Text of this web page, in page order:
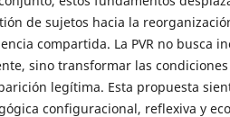
de sujetos hacia la
compartida. La PVR no busca
sino transformar las
legítima. Esta propuesta
configuracional, reflexiva y